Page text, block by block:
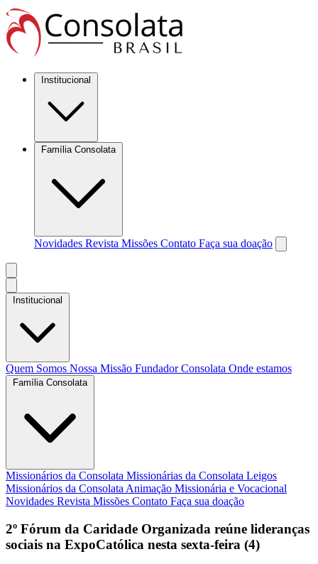
Institucional
Família Consolata
Novidades Revista Missões Contato Faça sua doação
Institucional
Quem Somos Nossa Missão FundadorConsolata Onde estamos
Família Consolata
Missionários da Consolata Missionárias da Consolata Leigos
Missionários da Consolata Animação Missionária e Vocacional
Novidades Revista Missões Contato Faça sua doação
2º Fórum da Caridade Organizada reúne lideranças
sociais na ExpoCatólica nesta sexta-feira (4)